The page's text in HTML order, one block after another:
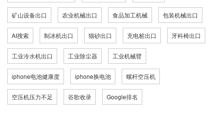
矿山设备出口 农业机械出口 食品加工机械 包装机械出口
AI搜索 制冰机出口 猫砂出口 充电桩出口 牙科椅出口
工业冷水机出口 工业除尘器 工业机械臂
iphone电池健康度 iphone换电池 螺杆空压机
空压机压力不足 谷歌收录 Google排名